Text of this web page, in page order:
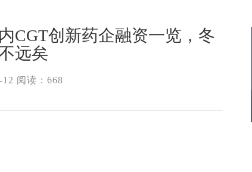
CGT创新药企融资一览，冬
远矣
12 阅读：668